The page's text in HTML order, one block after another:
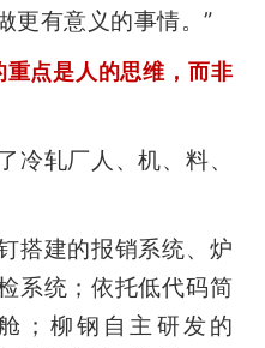
更有意义的事情。”
点是人的思维，而非
冷轧厂人、机、料、
搭建的报销系统、炉
系统；依托低代码简
；柳钢自主研发的